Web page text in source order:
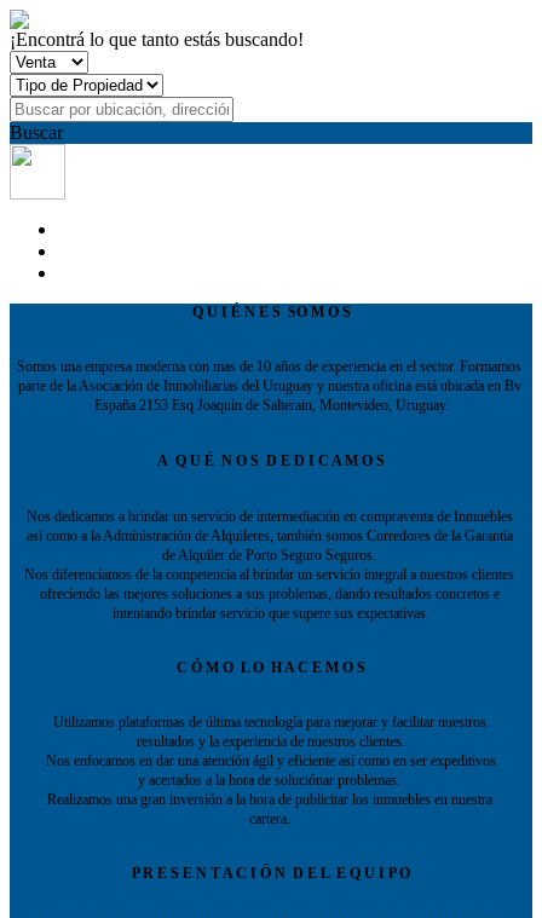
¡Encontrá lo que tanto estás buscando!
Buscar
Q U I É N E S  SO M O S
Somos una empresa moderna con mas de 10 años de experiencia en el sector. Formamos
parte de la Asociación de Inmobiliarias del Uruguay y nuestra oficina está ubicada en Bv
España 2153 Esq Joaquín de Salterain, Montevideo, Uruguay.
A  Q U É  N O S  D E D I C A M O S
Nos dedicamos a brindar un servicio de intermediación en compraventa de Inmuebles
así como a la Administración de Alquileres, también somos Corredores de la Garantía
de Alquiler de Porto Seguro Seguros.
Nos diferenciamos de la competencia al brindar un servicio integral a nuestros clientes
ofreciendo las mejores soluciones a sus problemas, dando resultados concretos e
intentando brindar servicio que supere sus expectativas.
C Ó M O  L O  H A C E M O S
Utilizamos plataformas de última tecnología para mejorar y facilitar nuestros
resultados y la experiencia de nuestros clientes.
Nos enfocamos en dar una atención ágil y eficiente así como en ser expeditivos
y acertados a la hora de soluciónar problemas.
Realizamos una gran inversión a la hora de publicitar los inmuebles en nuestra
cartera.
P R E S E N T A C I Ó N  D E L  E Q U I P O